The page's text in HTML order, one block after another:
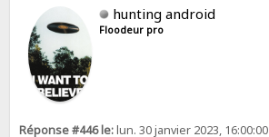
hunting android
Floodeur pro
Réponse #446 le:lun. 30 janvier 2023, 16:00:00